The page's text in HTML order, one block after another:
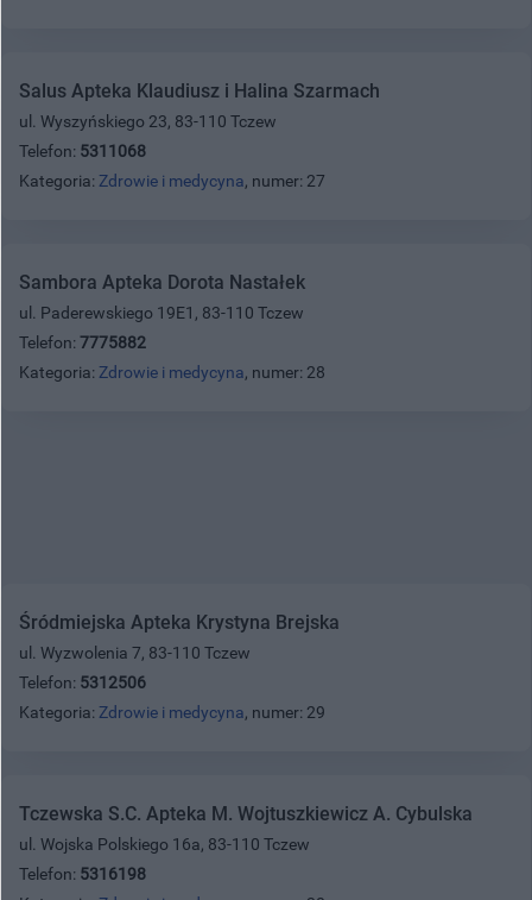
Salus Apteka Klaudiusz i Halina Szarmach
ul. Wyszyńskiego 23, 83-110 Tczew
Telefon: 5311068
Kategoria: Zdrowie i medycyna, numer: 27
Sambora Apteka Dorota Nastałek
ul. Paderewskiego 19E1, 83-110 Tczew
Telefon: 7775882
Kategoria: Zdrowie i medycyna, numer: 28
Śródmiejska Apteka Krystyna Brejska
ul. Wyzwolenia 7, 83-110 Tczew
Telefon: 5312506
Kategoria: Zdrowie i medycyna, numer: 29
Tczewska S.C. Apteka M. Wojtuszkiewicz A. Cybulska
ul. Wojska Polskiego 16a, 83-110 Tczew
Telefon: 5316198